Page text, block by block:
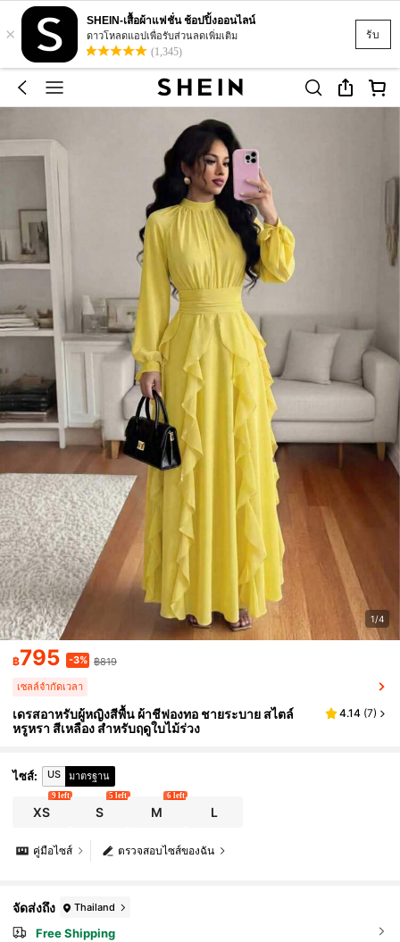
รับ
×
SHEIN-เสื้อผ้าแฟชั่น ช้อปปิ้งออนไลน์
ดาวโหลดแอปเพื่อรับส่วนลดเพิ่มเติม
(1,345)
1/4
฿795 -3% ฿819
เซลล์จำกัดเวลา
เดรสอาหรับผู้หญิงสีพื้น ผ้าชีฟองทอ ชายระบาย สไตล์
หรูหรา สีเหลือง สำหรับฤดูใบไม้ร่วง
4.14 (7)
ไซส์: US มาตรฐาน
XS
9 left
S
5 left
M
6 left
L
ตรวจสอบไซส์ของฉัน
คู่มือไซส์
จัดส่งถึง Thailand
Free Shipping